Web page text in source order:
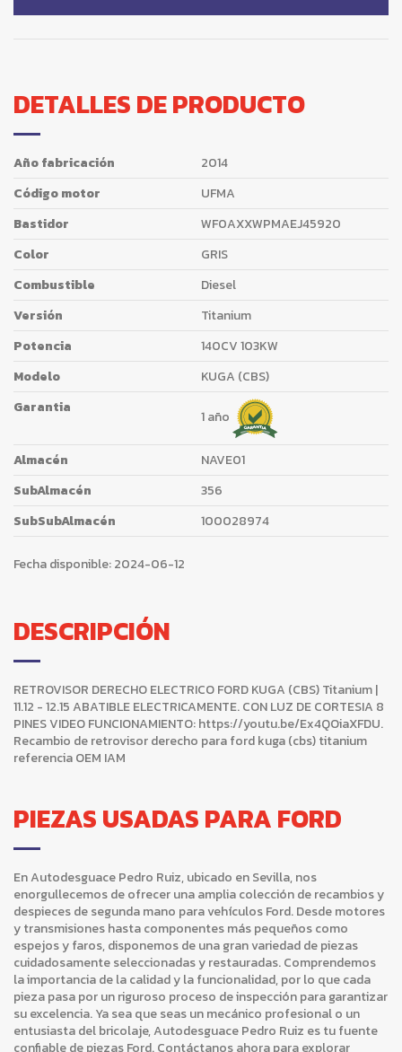
DETALLES DE PRODUCTO
Año fabricación
2014
Código motor
UFMA
Bastidor
WF0AXXWPMAEJ45920
Color
GRIS
Combustible
Diesel
Versión
Titanium
Potencia
140CV 103KW
Modelo
KUGA (CBS)
Garantia
1 año
Almacén
NAVE01
SubAlmacén
356
SubSubAlmacén
100028974
Fecha disponible:2024-06-12
DESCRIPCIÓN
RETROVISOR DERECHO ELECTRICO FORD KUGA (CBS) Titanium |
11.12 - 12.15 ABATIBLE ELECTRICAMENTE. CON LUZ DE CORTESIA 8
PINES VIDEO FUNCIONAMIENTO: https://youtu.be/Ex4QOiaXFDU.
Recambio de retrovisor derecho para ford kuga (cbs) titanium
referencia OEM IAM
PIEZAS USADAS PARA FORD
En Autodesguace Pedro Ruiz, ubicado en Sevilla, nos
enorgullecemos de ofrecer una amplia colección de recambios y
despieces de segunda mano para vehículos Ford. Desde motores
y transmisiones hasta componentes más pequeños como
espejos y faros, disponemos de una gran variedad de piezas
cuidadosamente seleccionadas y restauradas. Comprendemos
la importancia de la calidad y la funcionalidad, por lo que cada
pieza pasa por un riguroso proceso de inspección para garantizar
su excelencia. Ya sea que seas un mecánico profesional o un
entusiasta del bricolaje, Autodesguace Pedro Ruiz es tu fuente
confiable de piezas Ford. Contáctanos ahora para explorar